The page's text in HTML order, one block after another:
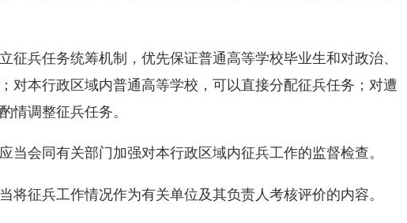
兵任务统筹机制，优先保证普通高等学校毕业生和对政治、
对本行政区域内普通高等学校，可以直接分配征兵任务；对遭
情调整征兵任务。
会同有关部门加强对本行政区域内征兵工作的监督检查。
征兵工作情况作为有关单位及其负责人考核评价的内容。